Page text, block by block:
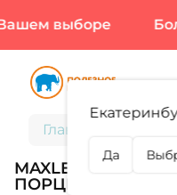
выборе
Главная
MAXLER,
ПОРЦИЙ)
Да